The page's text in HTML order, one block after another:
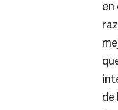
en
de